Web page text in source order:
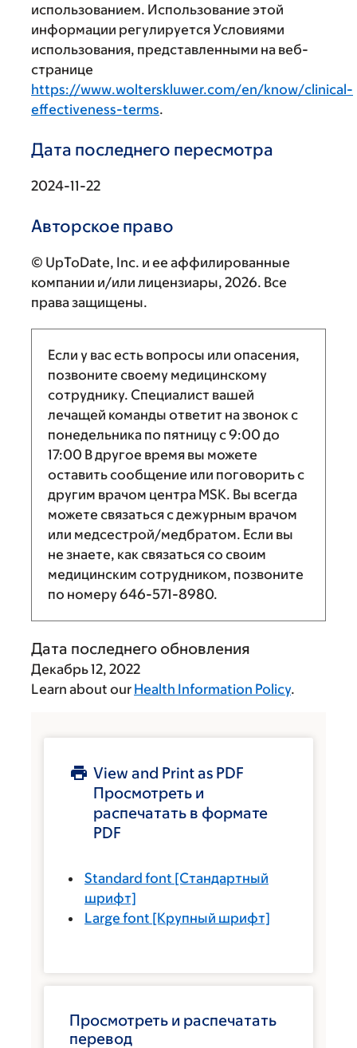
использованием. Использование этой
информации регулируется Условиями
использования, представленными на веб-
странице
https://www.wolterskluwer.com/en/know/clinical-
effectiveness-terms.
Дата последнего пересмотра
2024-11-22
Авторское право
© UpToDate, Inc. и ее аффилированные
компании и/или лицензиары, 2026. Все
права защищены.
Если у вас есть вопросы или опасения,
позвоните своему медицинскому
сотруднику. Специалист вашей
лечащей команды ответит на звонок с
понедельника по пятницу с9:00 до
17:00 В другое время вы можете
оставить сообщение или поговорить с
другим врачом центра MSK. Вы всегда
можете связаться с дежурным врачом
или медсестрой/медбратом. Если вы
не знаете, как связаться со своим
медицинским сотрудником, позвоните
по номеру646-571-8980.
Дата последнего обновления
Декабрь 12, 2022
Learn about our Health Information Policy.
View and Print as PDF
Просмотреть и
распечатать в формате
PDF
Standard font [Стандартный
шрифт]
Large font [Крупный шрифт]
Просмотреть и распечатать
перевод